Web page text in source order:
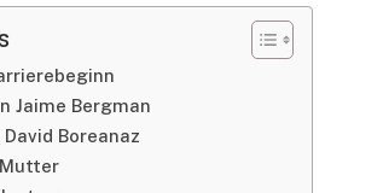
Jaime Bergman
Boreanaz